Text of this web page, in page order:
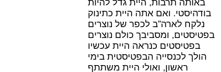
בודהיסטי. ואם אתה היית כתינוק
נלקח לארה”ב לכפר של נוצרים
בפטיסטים, ומסביבך כולם נוצרים
בפטיסטים כנראה היית עכשיו
הולך לכנסייה הבפטיסטית בימי
ראשון, ואולי היית משתתף